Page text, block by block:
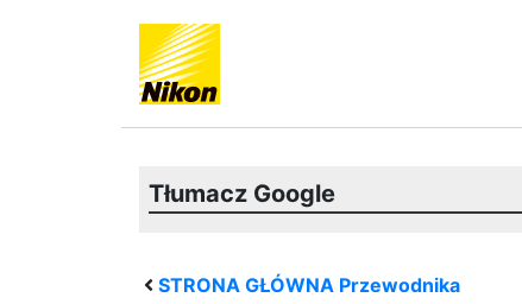
Tłumacz Google
STRONA GŁÓWNA Przewodnika